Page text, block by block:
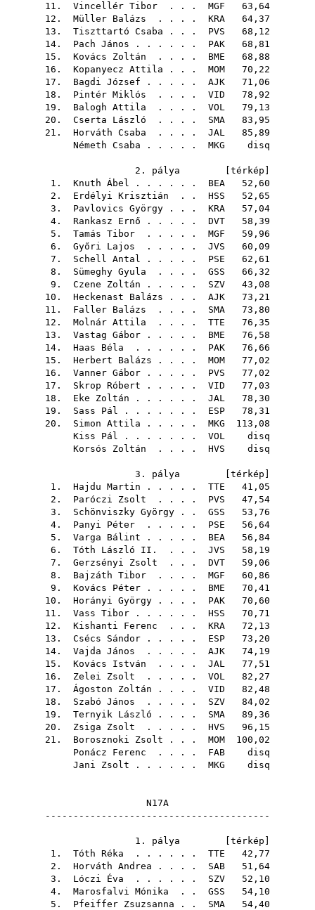
11. Vincellér Tibor . . . MGF 63,64
12. Müller Balázs . . . . KRA 64,37
13. Tiszttartó Csaba . . . PVS 68,12
14. Pach János . . . . . . PAK 68,81
15. Kovács Zoltán . . . . BME 68,88
16. Kopanyecz Attila . . . MOM 70,22
17. Bagdi József . . . . . AJK 71,06
18. Pintér Miklós . . . . VID 78,92
19. Balogh Attila . . . . VOL 79,13
20. Cserta László . . . . SMA 83,95
21. Horváth Csaba . . . . JAL 85,89
Németh Csaba . . . . . MKG disq
2. pálya [ térkép
1. Knuth Ábel . . . . . . BEA 52,60
2. Erdélyi Krisztián . . HSS 52,65
3. Pavlovics György . . . KRA 57,04
4. Rankasz Ernő . . . . . DVT 58,39
5. Tamás Tibor . . . . . MGF 59,96
6. Győri Lajos . . . . . JVS 60,09
7. Schell Antal . . . . . PSE 62,61
8. Sümeghy Gyula . . . . GSS 66,32
9. Czene Zoltán . . . . . SZV 43,08
10. Heckenast Balázs . . . AJK 73,21
11. Faller Balázs . . . . SMA 73,80
12. Molnár Attila . . . . TTE 76,35
13. Vastag Gábor . . . . . BME 76,58
14. Haas Béla . . . . . . PAK 76,66
15. Herbert Balázs . . . . MOM 77,02
16. Vanner Gábor . . . . . PVS 77,02
17. Skrop Róbert . . . . . VID 77,03
18. Eke Zoltán . . . . . . JAL 78,30
19. Sass Pál . . . . . . . ESP 78,31
20. Simon Attila . . . . . MKG 113,08
Kiss Pál . . . . . . . VOL disq
Korsós Zoltán . . . . HVS disq
3. pálya [ térkép
1. Hajdu Martin . . . . . TTE 41,05
2. Paróczi Zsolt . . . . PVS 47,54
3. Schönviszky György . . GSS 53,76
4. Panyi Péter . . . . . PSE 56,64
5. Varga Bálint . . . . . BEA 56,84
6. Tóth László II. . . . JVS 58,19
7. Gerzsényi Zsolt . . . DVT 59,06
8. Bajzáth Tibor . . . . MGF 60,86
9. Kovács Péter . . . . . BME 70,41
10. Horányi György . . . . PAK 70,60
11. Vass Tibor . . . . . . HSS 70,71
12. Kishanti Ferenc . . . KRA 72,13
13. Csécs Sándor . . . . . ESP 73,20
14. Vajda János . . . . . AJK 74,19
15. Kovács István . . . . JAL 77,51
16. Zelei Zsolt . . . . . VOL 82,27
17. Ágoston Zoltán . . . . VID 82,48
18. Szabó János . . . . . SZV 84,02
19. Ternyik László . . . . SMA 89,36
20. Zsiga Zsolt . . . . . HVS 96,15
21. Borosznoki Zsolt . . . MOM 100,02
Ponácz Ferenc . . . . FAB disq
Jani Zsolt . . . . . . MKG disq
N17A
----------------------------------------
1. pálya [ térkép
1. Tóth Réka . . . . . . TTE 42,77
2. Horváth Andrea . . . . SAB 51,64
3. Lóczi Éva . . . . . . SZV 52,10
4. Marosfalvi Mónika . . GSS 54,10
5. Pfeiffer Zsuzsanna . . SMA 54,40